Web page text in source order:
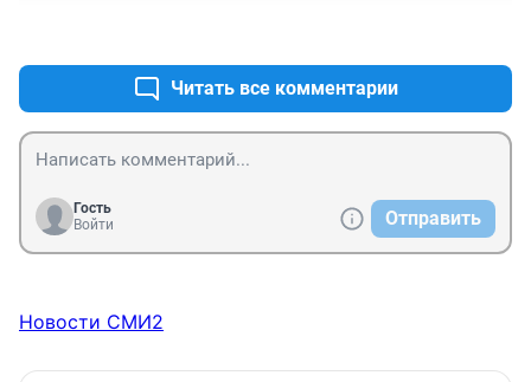
Читать все комментарии
Гость
Войти
Отправить
Новости СМИ2